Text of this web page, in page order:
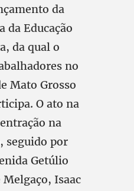
da
da Educação
da qual o
no
Mato Grosso
O ato na
na
seguido por
Getúlio
Melgaço, Isaac